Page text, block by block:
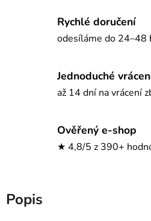
Rychlé doručení
odesíláme do 24–48
Jednoduché
až 14 dní na vrácení
Ověřený e-shop
★ 4,8/5 z 390+
Popis